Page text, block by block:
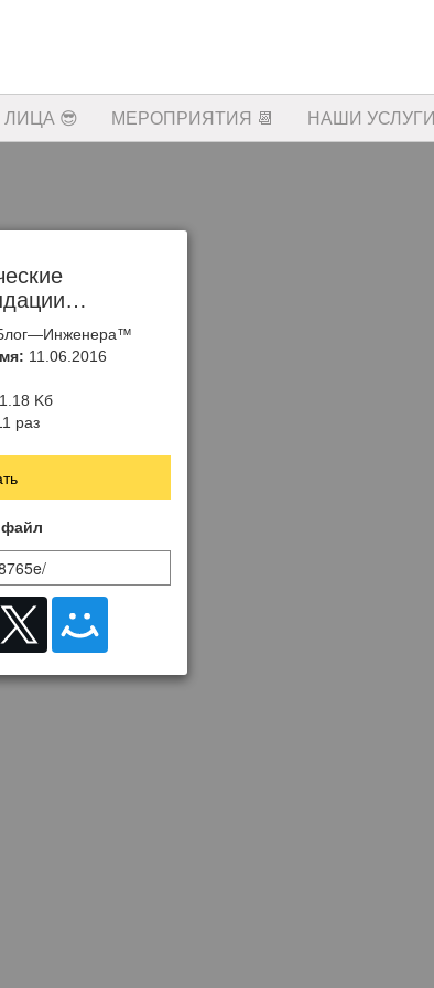
ЛИЦА 😎 МЕРОПРИЯТИЯ 📆 НАШИ УСЛУГИ
маршрут:
и 11.06.2016
Kб
раз
файл